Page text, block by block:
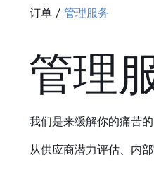
订单 / 管理服务
管理
我们是来缓解你的痛苦
从供应商潜力评估、内